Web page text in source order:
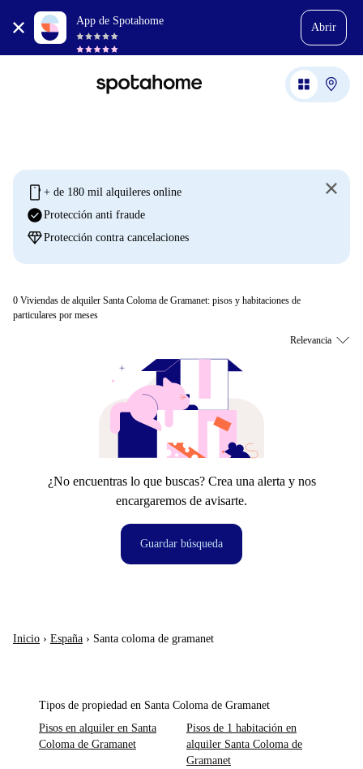
App de Spotahome
Abrir
mobile + de 180 mil alquileres online
check_circleProtección anti fraude
diamondProtección contra cancelaciones
0 Viviendas de alquiler Santa Coloma de Gramanet: pisos y habitaciones de
particulares por meses
¿No encuentras lo que buscas? Crea una alerta y nos
encargaremos de avisarte.
Guardar búsqueda
Inicio › España › Santa coloma de gramanet
Tipos de propiedad en Santa Coloma de Gramanet
Pisos en alquiler en Santa
Coloma de Gramanet
Pisos de 1 habitación en
alquiler Santa Coloma de
Gramanet